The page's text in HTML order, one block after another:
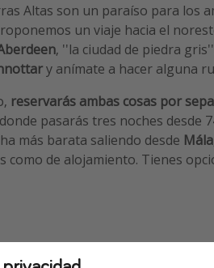
Altas son un paraíso para los
un viaje hacia el
, ''la ciudad de piedra
y anímate a hacer alguna
reservarás ambas cosas por
pasarás tres noches desde
más barata saliendo desde
como de alojamiento. Tienes